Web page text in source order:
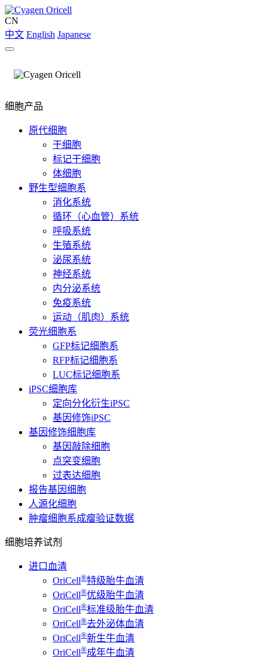
CN
中文 English Japanese
细胞产品
原代细胞
干细胞
标记干细胞
体细胞
野生型细胞系
消化系统
循环（心血管）系统
呼吸系统
生殖系统
泌尿系统
神经系统
内分泌系统
免疫系统
运动（肌肉）系统
荧光细胞系
GFP标记细胞系
RFP标记细胞系
LUC标记细胞系
iPSC细胞库
定向分化衍生iPSC
基因修饰iPSC
基因修饰细胞库
基因敲除细胞
点突变细胞
过表达细胞
报告基因细胞
人源化细胞
肿瘤细胞系成瘤验证数据
细胞培养试剂
进口血清
OriCell®特级胎牛血清
OriCell®优级胎牛血清
OriCell®标准级胎牛血清
OriCell®去外泌体血清
OriCell®新生牛血清
OriCell®成年牛血清